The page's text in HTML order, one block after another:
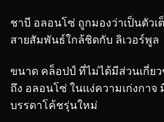
ชาบี อลอนโซ่ ถูกมองว่าเป็นตัวเ
สายสัมพันธ์ใกล้ชิดกับ ลิเวอร์พูล
ขนาด คล็อปป์ ที่ไม่ได้มีส่วนเกี่ย
ถึง อลอนโซ่ ในแง่ความเก่งกาจ
บรรดาโค้ชรุ่นใหม่